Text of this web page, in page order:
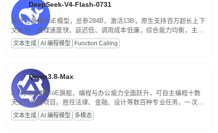
DeepSeek-V4-Flash-0731
高效轻量化MoE模型，总参284B，激活13B，原生支持百万超长上下
文能力。推理速度快、延迟低、调用成本低廉，综合能力均衡，主打
高并发、轻量化任务，适合日常对话、内容创作、基础 RAG、批量
文案处理等普惠刚需场景。
文本生成 AI 编程模型 Function Calling
Qwen3.8-Max
2.4万亿参数MoE旗舰，编程与办公能力全面跃升，可自主编程十数
天交付完整项目。胜任法律、金融、设计等数百种专业任务，一次对
话端到端交付生产级成果。原生视觉理解贯穿规划、执行与验证全流
程，支持超长文档与长视频的深度语义解析。长程任务中自主规划与
文本生成 AI 编程模型 多模态